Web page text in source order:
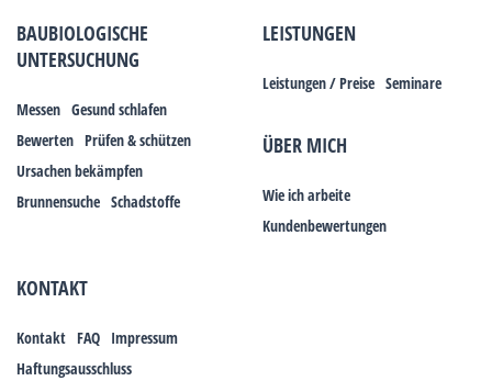
BAUBIOLOGISCHE
UNTERSUCHUNG
Messen Gesund schlafen
Bewerten Prüfen & schützen
Ursachen bekämpfen
Brunnensuche Schadstoffe
LEISTUNGEN
Leistungen / Preise Seminare
ÜBER MICH
Wie ich arbeite
Kundenbewertungen
KONTAKT
Kontakt FAQ Impressum
Haftungsausschluss